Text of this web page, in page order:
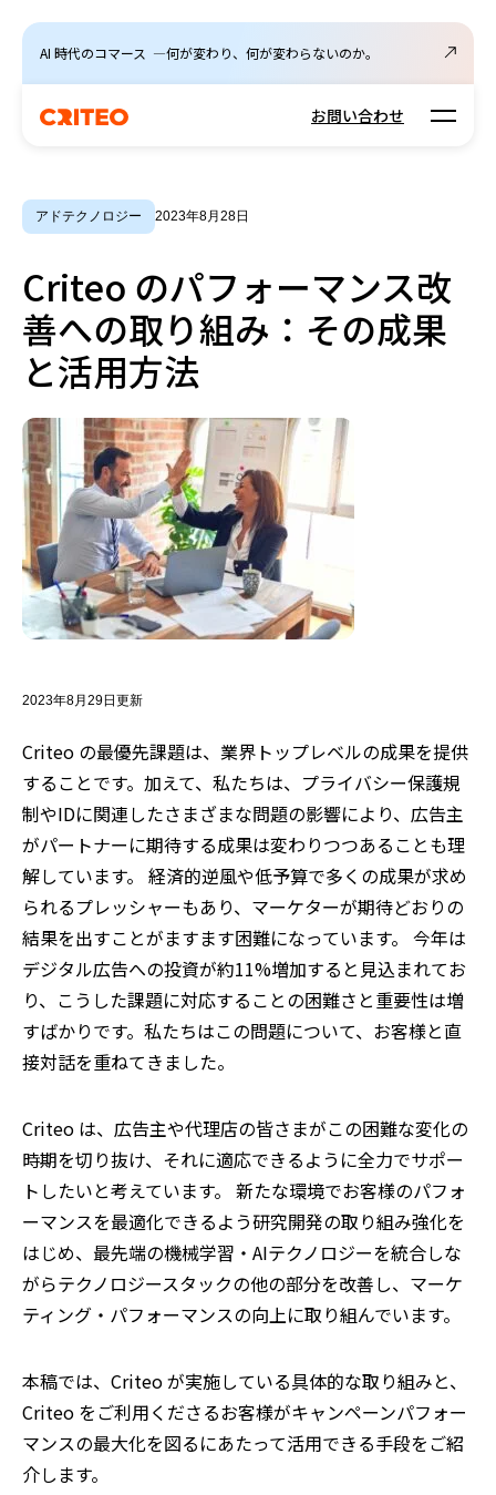
AI 時代のコマース ―何が変わり、何が変わらないのか。
お問い合わせ Open
アドテクノロジー 2023年8月28日
Criteo のパフォーマンス改
善への取り組み：その成果
と活用方法
2023年8月29日更新
Criteo の最優先課題は、業界トップレベルの成果を提供
することです。加えて、私たちは、プライバシー保護規
制やIDに関連したさまざまな問題の影響により、広告主
がパートナーに期待する成果は変わりつつあることも理
解しています。 経済的逆風や低予算で多くの成果が求め
られるプレッシャーもあり、マーケターが期待どおりの
結果を出すことがますます困難になっています。 今年は
デジタル広告への投資が約11%増加すると見込まれてお
り、こうした課題に対応することの困難さと重要性は増
すばかりです。私たちはこの問題について、お客様と直
接対話を重ねてきました。
Criteo は、広告主や代理店の皆さまがこの困難な変化の
時期を切り抜け、それに適応できるように全力でサポー
トしたいと考えています。 新たな環境でお客様のパフォ
ーマンスを最適化できるよう研究開発の取り組み強化を
はじめ、最先端の機械学習・AIテクノロジーを統合しな
がらテクノロジースタックの他の部分を改善し、マーケ
ティング・パフォーマンスの向上に取り組んでいます。
本稿では、Criteo が実施している具体的な取り組みと、
Criteo をご利用くださるお客様がキャンペーンパフォー
マンスの最大化を図るにあたって活用できる手段をご紹
介します。